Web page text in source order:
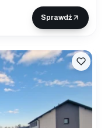
Sprawdź